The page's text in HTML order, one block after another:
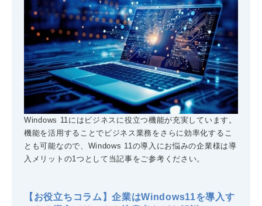
Windows 11にはビジネスに役立つ機能が充実しています。
機能を活用することでビジネス業務をさらに効率化するこ
とも可能なので、Windows 11の導入にお悩みの企業様は導
入メリットの1つとして当記事をご参考ください。
【お役立ちコラム】企業はWindows11を導入す